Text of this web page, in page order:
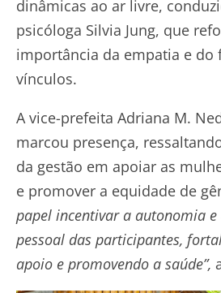
dinâmicas ao ar livre,
psicóloga Silvia Jung, que
importância da empatia e do
vínculos.
A vice-prefeita Adriana M.
marcou presença,
da gestão em apoiar as
e promover a equidade de
papel incentivar a autonomia
pessoal das participantes,
apoio e promovendo a saúde”,